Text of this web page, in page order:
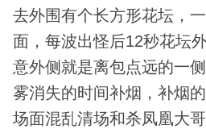
去外围有个长方形花坛，
面，每波出怪后12秒花坛
意外侧就是离包点远的一
雾消失的时间补烟，补烟
场面混乱清场和杀凤凰大